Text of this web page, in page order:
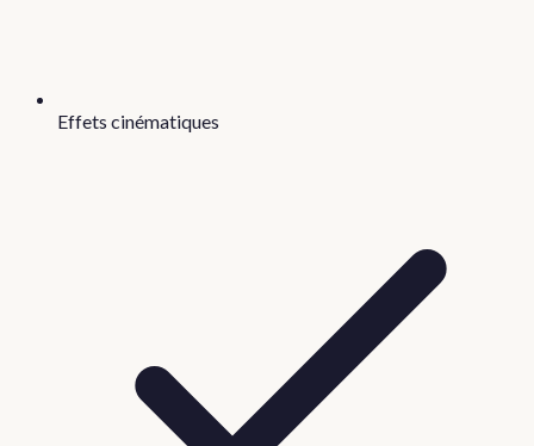
Effets cinématiques